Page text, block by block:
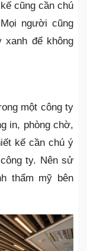
cũng cần chú
người cũng
để không
một công ty
in, phòng chờ,
kế cần chú ý
ty. Nên sử
thẩm mỹ bên